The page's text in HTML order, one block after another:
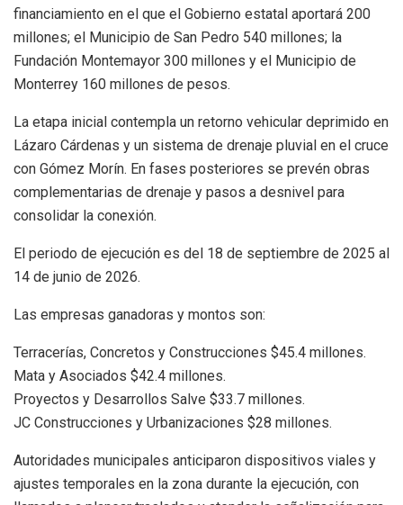
financiamiento en el que el Gobierno estatal aportará 200
millones; el Municipio de San Pedro 540 millones; la
Fundación Montemayor 300 millones y el Municipio de
Monterrey 160 millones de pesos.
La etapa inicial contempla un retorno vehicular deprimido en
Lázaro Cárdenas y un sistema de drenaje pluvial en el cruce
con Gómez Morín. En fases posteriores se prevén obras
complementarias de drenaje y pasos a desnivel para
consolidar la conexión.
El periodo de ejecución es del 18 de septiembre de 2025 al
14 de junio de 2026.
Las empresas ganadoras y montos son:
Terracerías, Concretos y Construcciones $45.4 millones.
Mata y Asociados $42.4 millones.
Proyectos y Desarrollos Salve $33.7 millones.
JC Construcciones y Urbanizaciones $28 millones.
Autoridades municipales anticiparon dispositivos viales y
ajustes temporales en la zona durante la ejecución, con